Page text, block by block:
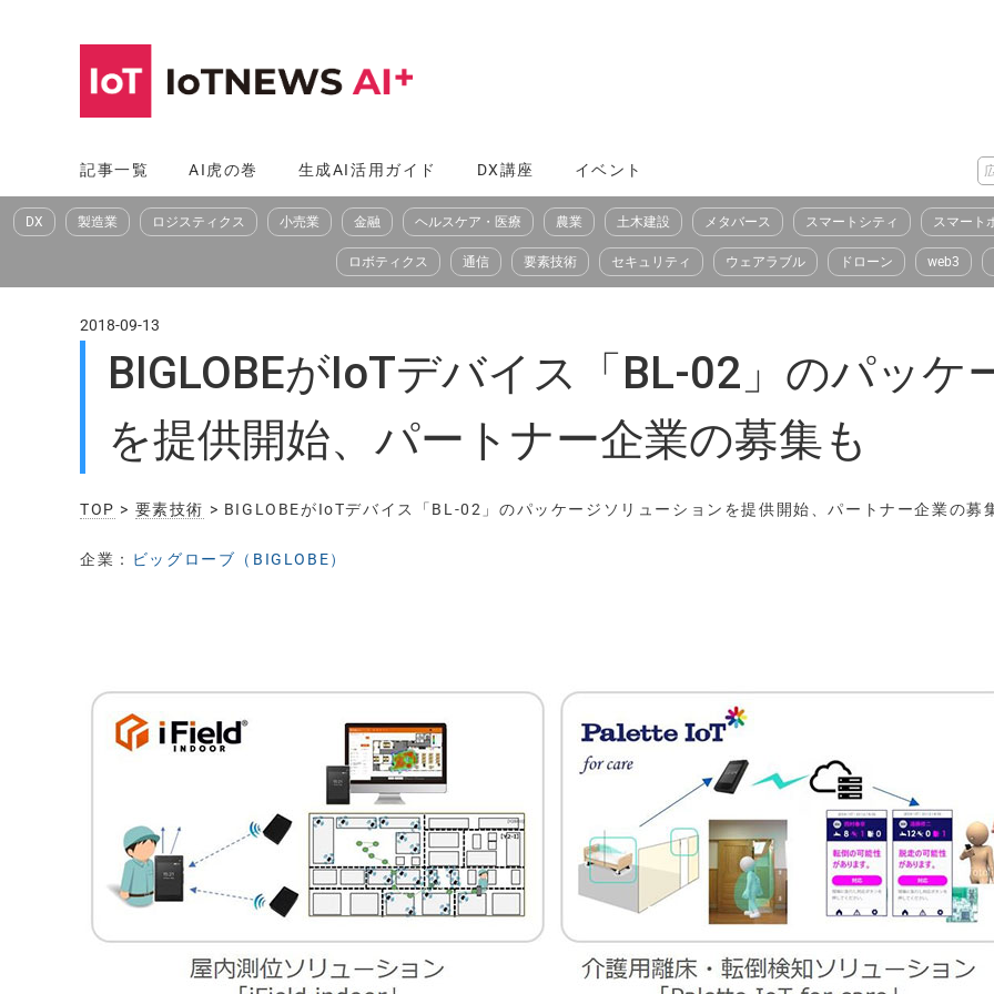
へ
ス
記事一覧 AI虎の巻 生成AI活用ガイド DX講座 イベント
DX 製造業 ロジスティクス 小売業 金融 ヘルスケア・医療 農業 土木建設 メタバース スマートシティ スマート
ロボティクス 通信 要素技術 セキュリティ ウェアラブル ドローン web3
2018-09-13
BIGLOBEがIoTデバイス「BL-02」のパッ
を提供開始、パートナー企業の募集も
TOP > 要素技術 > BIGLOBEがIoTデバイス「BL-02」のパッケージソリューションを提供開始、パートナー企業の募
企業： ビッグローブ（BIGLOBE）